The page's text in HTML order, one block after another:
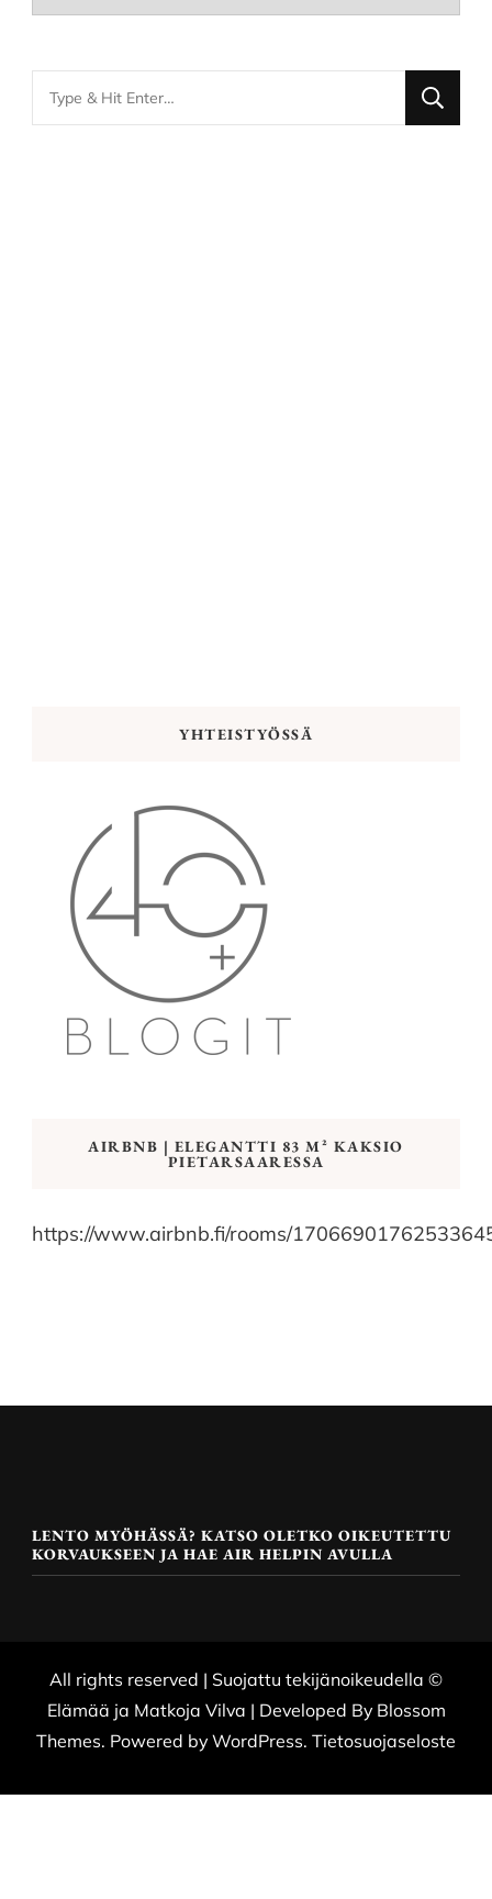
for
YHTEISTYÖSSÄ
AIRBNB | ELEGANTTI 83 M² KAKSIO
PIETARSAARESSA
https://www.airbnb.fi/rooms/
LENTO MYÖHÄSSÄ? KATSO OLETKO OIKEUTETTU
KORVAUKSEEN JA HAE AIR HELPIN AVULLA
All rights reserved | Suojattu tekijänoikeudella ©
Elämää ja Matkoja Vilva | Developed By Blossom
Themes. Powered byWordPress. Tietosuojaseloste